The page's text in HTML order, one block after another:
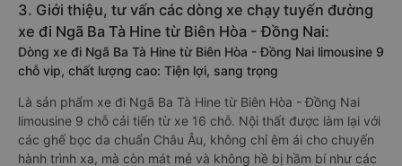
3. Giới thiệu, tư vấn các dòng xe chạy tuyến đường
xe đi Ngã Ba Tà Hine từ Biên Hòa - Đồng Nai:
Dòng xe đi Ngã Ba Tà Hine từ Biên Hòa - Đồng Nai limousine 9
chỗ vip, chất lượng cao: Tiện lợi, sang trọng
Là sản phẩm xe đi Ngã Ba Tà Hine từ Biên Hòa - Đồng Nai
limousine 9 chỗ cải tiến từ xe 16 chỗ. Nội thất được làm lại với
các ghế bọc da chuẩn Châu Âu, không chỉ êm ái cho chuyến
hành trình xa, mà còn mát mẻ và không hề bị hầm bí như các